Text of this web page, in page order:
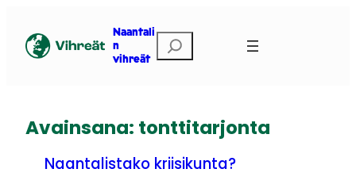
sisältöön
Naantali
n
vihreät
Etsi
Avainsana: tonttitarjonta
Naantalistako kriisikunta?